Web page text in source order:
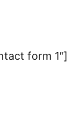
form 1″]